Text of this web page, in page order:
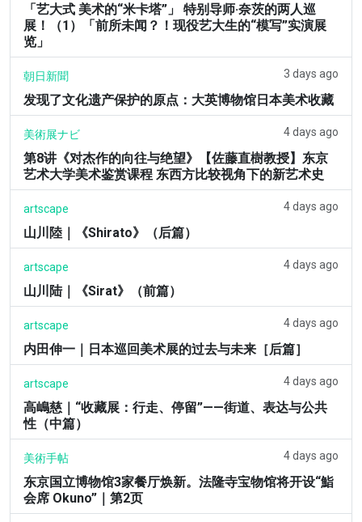
「艺大式 美术的“米卡塔”」 特别导师·奈茨的两人巡
展！（1）「前所未闻？！现役艺大生的“模写”实演展
览」
朝日新聞 3 days ago
发现了文化遗产保护的原点：大英博物馆日本美术收藏
美術展ナビ 4 days ago
第8讲《对杰作的向往与绝望》【佐藤直樹教授】东京
艺术大学美术鉴赏课程 东西方比较视角下的新艺术史
artscape 4 days ago
山川陸｜《Shirato》（后篇）
artscape 4 days ago
山川陆｜《Sirat》（前篇）
artscape 4 days ago
内田伸一｜日本巡回美术展的过去与未来［后篇］
artscape 4 days ago
高嶋慈｜“收藏展：行走、停留”——街道、表达与公共
性（中篇）
美術手帖 4 days ago
东京国立博物馆3家餐厅焕新。法隆寺宝物馆将开设“鮨
会席 Okuno”｜第2页